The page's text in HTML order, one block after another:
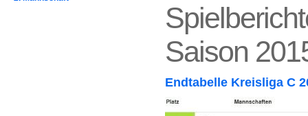
Saison
Endtabelle Kreisliga C